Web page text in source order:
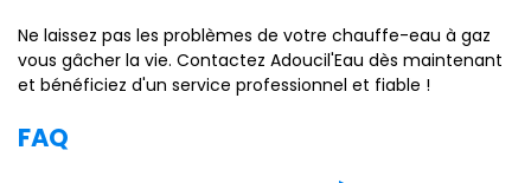
Ne laissez pas les problèmes de votre chauffe-eau à gaz
vous gâcher la vie. Contactez Adoucil'Eau dès maintenant
et bénéficiez d'un service professionnel et fiable !
FAQ